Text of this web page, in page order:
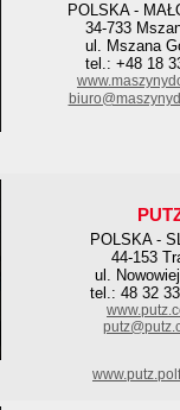
POLSKA -
34-733
ul. Mszana
tel.: +48 18
POLSKA -
44-153
ul.
tel.: 48 32